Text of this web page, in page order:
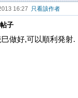
16:27 只看該作者
子
做好,可以順利発射.